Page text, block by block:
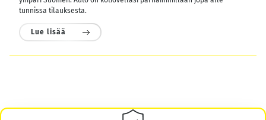
tunnissa tilauksesta.
Lue lisää